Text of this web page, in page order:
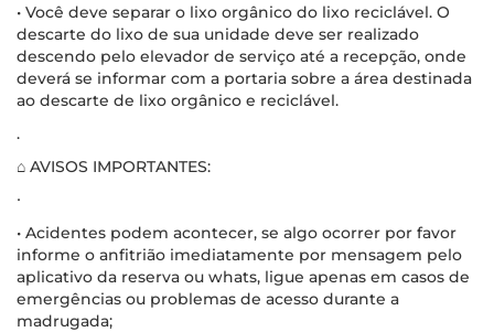
• Você deve separar o lixo orgânico do lixo reciclável. O
descarte do lixo de sua unidade deve ser realizado
descendo pelo elevador de serviço até a recepção, onde
deverá se informar com a portaria sobre a área destinada
ao descarte de lixo orgânico e reciclável.
.
⌂ AVISOS IMPORTANTES:
∙
• Acidentes podem acontecer, se algo ocorrer por favor
informe o anfitrião imediatamente por mensagem pelo
aplicativo da reserva ou whats, ligue apenas em casos de
emergências ou problemas de acesso durante a
madrugada;